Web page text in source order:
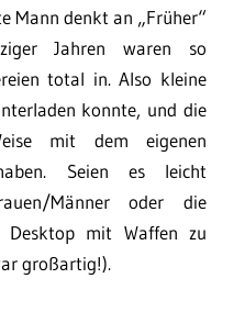
Mann denkt an „Früher“
Jahren waren so
total in. Also kleine
konnte, und die
mit dem eigenen
Seien es leicht
Männer oder die
Desktop mit Waffen zu
großartig!).